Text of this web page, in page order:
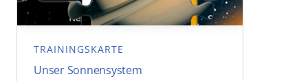
TRAININGSKARTE
Unser Sonnensystem